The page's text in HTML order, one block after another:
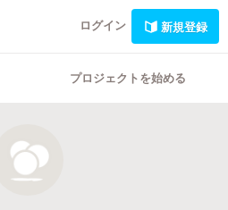
ログイン 新規登録
プロジェクトを始める